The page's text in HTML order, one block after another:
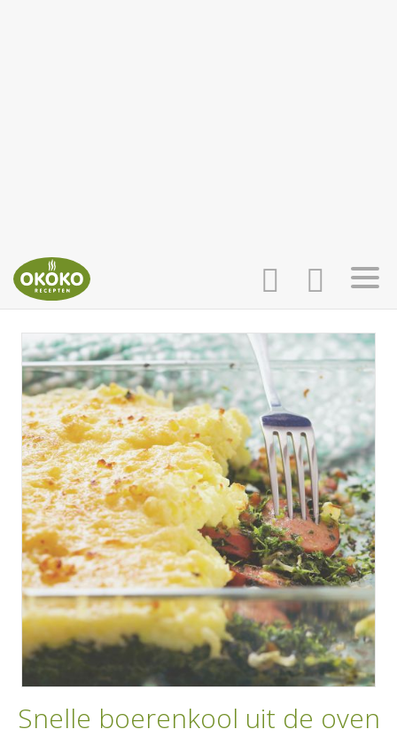
INLOGGEN
AANMELDEN
HOME
RECEPTEN
WEEKMENU'S
KOOKBOEKEN
Snelle boerenkool uit de oven